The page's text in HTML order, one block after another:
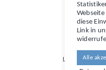
IMPRESSUM/
diese
Link in
Alle